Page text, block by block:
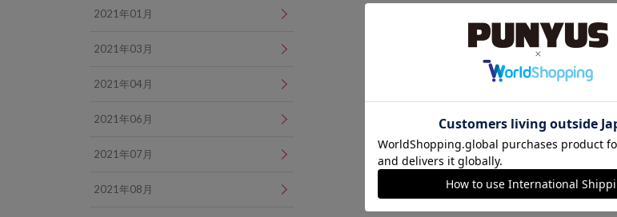
2021年01月
2021年03月
2021年04月
2021年06月
2021年07月
2021年08月